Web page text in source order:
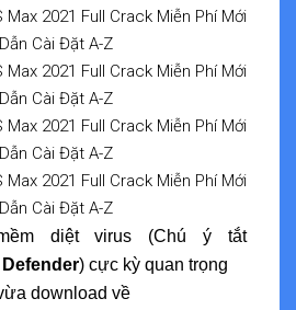
diệt virus (Chú ý tắt
) cực kỳ quan trọng
download về